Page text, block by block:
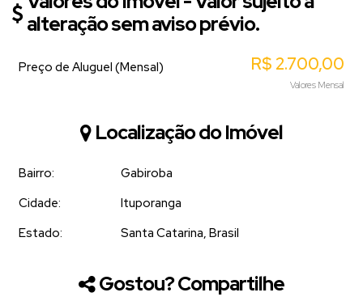
alteração sem aviso prévio.
R$ 2.700,00
Preço de Aluguel (Mensal)
Valores Mensal
Localização do Imóvel
Bairro:
Gabiroba
Cidade:
Ituporanga
Estado:
Santa Catarina, Brasil
Gostou? Compartilhe